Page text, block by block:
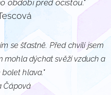
období před očistou."
se šťastně. Před chvílí jsem
mohla dýchat svěží vzduch a
hlava."
Čápová